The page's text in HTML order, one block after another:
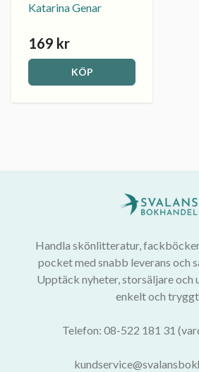
Katarina Genar
169 kr
KÖP
Handla skönlitteratur,
pocket med snabb leverans och
Upptäck nyheter, storsäljare och
enkelt och
Telefon: 08-522 181 31